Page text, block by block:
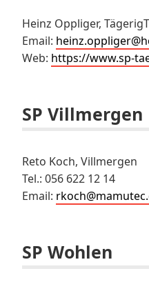
Heinz Oppliger,
Email:
Web: https://www.sp-
SP Villmergen
Reto Koch, Villmergen
Tel.: 056 622 12 14
Email:
SP Wohlen